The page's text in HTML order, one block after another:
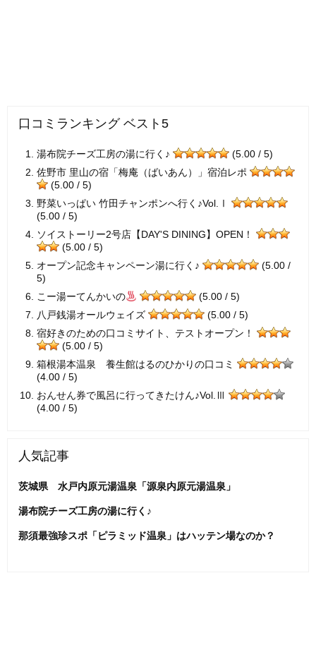
口コミランキング ベスト5
湯布院チーズ工房の湯に行く♪
(5.00 / 5)
佐野市 里山の宿「梅庵（ばいあん）」宿泊レポ
(5.00 / 5)
野菜いっぱい 竹田チャンポンへ行く♪Vol.Ⅰ
(5.00 / 5)
ソイストーリー2号店【DAY'S DINING】OPEN！
(5.00 / 5)
オープン記念キャンペーン湯に行く♪
(5.00 /
5)
こー湯ーてんかいの
(5.00 / 5)
八戸銭湯オールウェイズ
(5.00 / 5)
宿好きのための口コミサイト、テストオープン！
(5.00 / 5)
箱根湯本温泉 養生館はるのひかりの口コミ
(4.00 / 5)
おんせん券で風呂に行ってきたけん♪Vol.Ⅲ
(4.00 / 5)
人気記事
茨城県 水戸内原元湯温泉「源泉内原元湯温泉」
湯布院チーズ工房の湯に行く♪
那須最強珍スポ「ピラミッド温泉」はハッテン場なのか？